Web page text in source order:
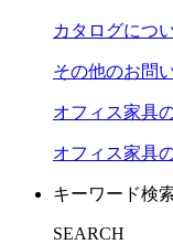
カタログにつ
その他のお問
オフィス家具
オフィス家具
キーワード検
SEARCH